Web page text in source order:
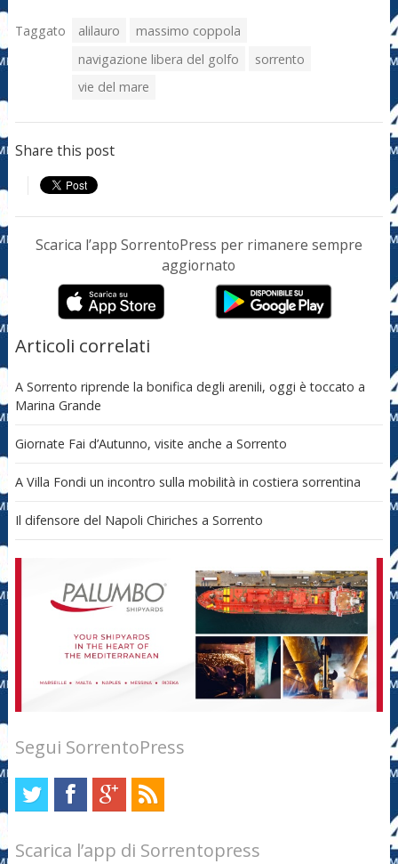
Taggato alilauro
massimo coppola
navigazione libera del golfo
sorrento
vie del mare
Share this post
Scarica l’app SorrentoPress per rimanere sempre
aggiornato
Articoli correlati
A Sorrento riprende la bonifica degli arenili, oggi è toccato a
Marina Grande
Giornate Fai d’Autunno, visite anche a Sorrento
A Villa Fondi un incontro sulla mobilità in costiera sorrentina
Il difensore del Napoli Chiriches a Sorrento
Segui SorrentoPress
Scarica l’app di Sorrentopress